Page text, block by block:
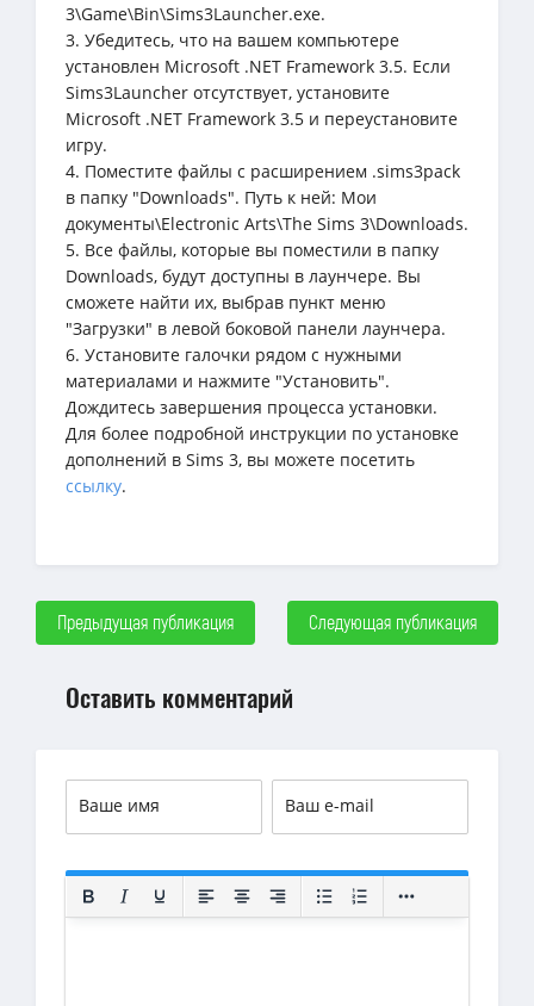
3\Game\Bin\Sims3Launcher.exe.
3. Убедитесь, что на вашем компьютере
установлен Microsoft .NET Framework 3.5. Если
Sims3Launcher отсутствует, установите
Microsoft .NET Framework 3.5 и переустановите
игру.
4. Поместите файлы с расширением .sims3pack
в папку "Downloads". Путь к ней: Мои
документы\Electronic Arts\The Sims 3\Downloads.
5. Все файлы, которые вы поместили в папку
Downloads, будут доступны в лаунчере. Вы
сможете найти их, выбрав пункт меню
"Загрузки" в левой боковой панели лаунчера.
6. Установите галочки рядом с нужными
материалами и нажмите "Установить".
Дождитесь завершения процесса установки.
Для более подробной инструкции по установке
дополнений в Sims 3, вы можете посетить
ссылку.
Предыдущая публикация Следующая публикация
Оставить комментарий